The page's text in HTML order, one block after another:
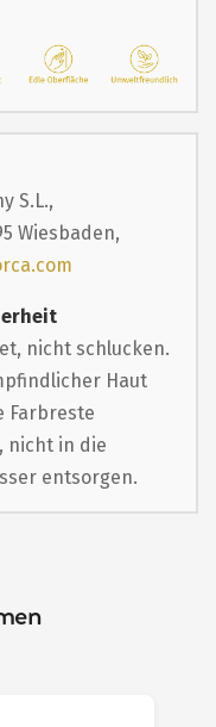
S.L.,
Wiesbaden,
nicht schlucken.
Haut
Farbreste
nicht in die
entsorgen.